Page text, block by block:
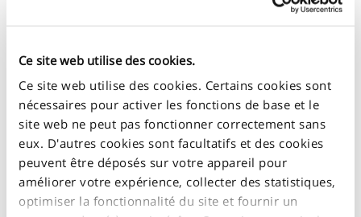
Ce site web utilise des cookies.
Ce site web utilise des cookies. Certains cookies sont
nécessaires pour activer les fonctions de base et le
site web ne peut pas fonctionner correctement sans
eux. D'autres cookies sont facultatifs et des cookies
peuvent être déposés sur votre appareil pour
améliorer votre expérience, collecter des statistiques,
optimiser la fonctionnalité du site et fournir un
70%